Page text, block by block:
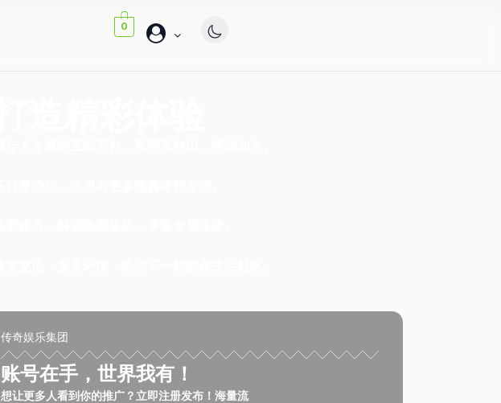
0
帐
传奇娱乐集团
账号在手，世界我有！
想让更多人看到你的推广？立即注册发布！海量流